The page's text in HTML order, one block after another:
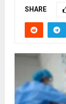
SHARE